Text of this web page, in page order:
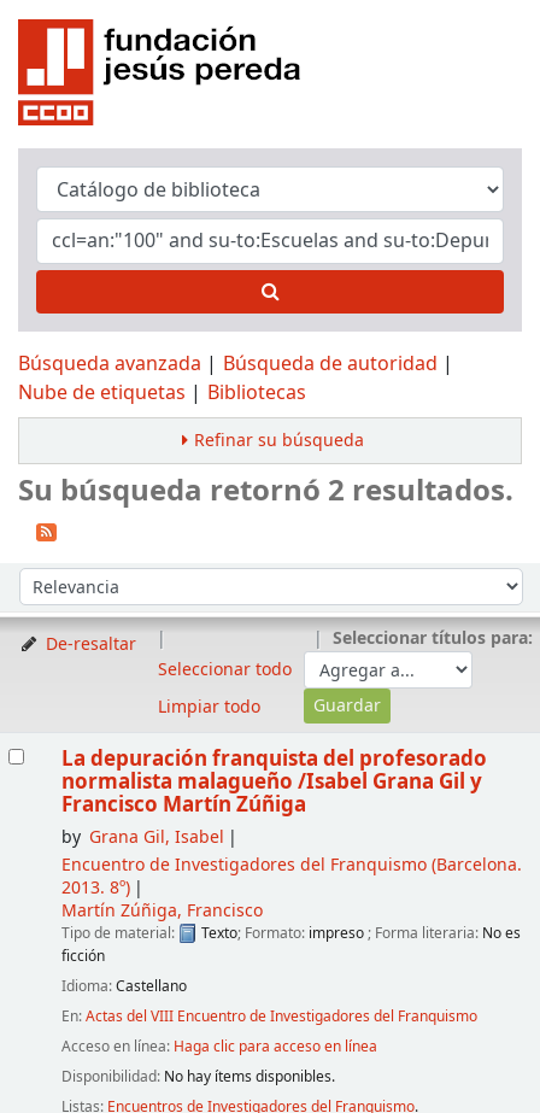
Búsqueda avanzada
Búsqueda de autoridad
Nube de etiquetas
Bibliotecas
Refinar su búsqueda
Su búsqueda retornó 2 resultados.
Ordenar por:
De-resaltar
Seleccionar todo
Limpiar todo
Seleccionar títulos para:
La depuración franquista del profesorado
normalista malagueño /Isabel Grana Gil y
Francisco Martín Zúñiga
by Grana Gil, Isabel
Encuentro de Investigadores del Franquismo(Barcelona.
2013. 8º)
Martín Zúñiga, Francisco
Tipo de material: Texto; Formato: impreso ; Forma literaria: No es
ficción
Idioma:Castellano
En:Actas del VIII Encuentro de Investigadores del Franquismo
Acceso en línea: Haga clic para acceso en línea
Disponibilidad: No hay ítems disponibles.
Listas: Encuentros de Investigadores del Franquismo.